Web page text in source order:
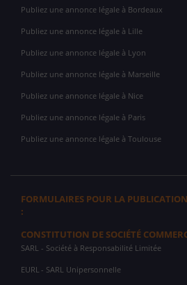
Publiez une annonce légale à Bordeaux
Publiez une annonce légale à Lille
Publiez une annonce légale à Lyon
Publiez une annonce légale à Marseille
Publiez une annonce légale à Nice
Publiez une annonce légale à Paris
Publiez une annonce légale à Toulouse
FORMULAIRES POUR LA
:
CONSTITUTION DE SOCIÉTÉ
SARL - Société à Responsabilité Limitée
EURL - SARL Unipersonnelle